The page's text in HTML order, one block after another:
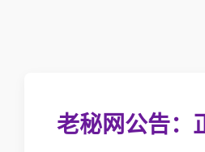
老秘网公告：